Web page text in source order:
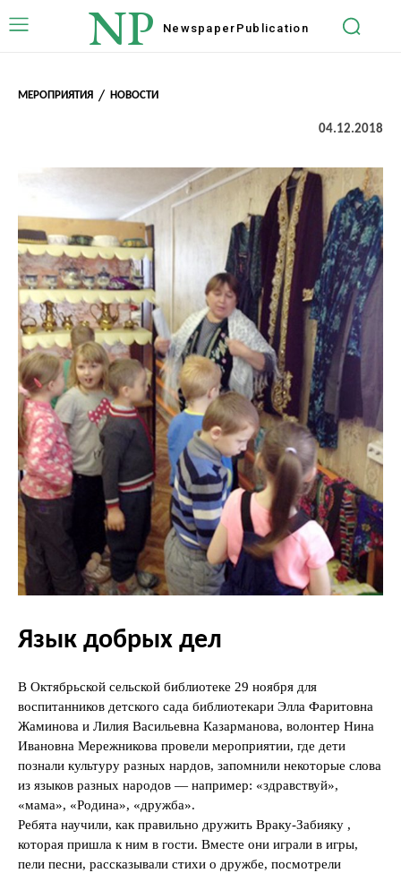
NP Newspaper Publication
МЕРОПРИЯТИЯ НОВОСТИ
04.12.2018
Язык добрых дел
В Октябрьской сельской библиотеке 29 ноября для
воспитанников детского сада библиотекари Элла Фаритовна
Жаминова и Лилия Васильевна Казарманова, волонтер Нина
Ивановна Мережникова провели мероприятии, где дети
познали культуру разных нардов, запомнили некоторые слова
из языков разных народов — например: «здравствуй»,
«мама», «Родина», «дружба».
Ребята научили, как правильно дружить Враку-Забияку ,
которая пришла к ним в гости. Вместе они играли в игры,
пели песни, рассказывали стихи о дружбе, посмотрели